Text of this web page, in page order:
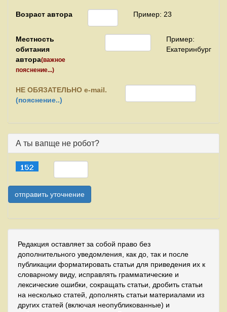
Возраст автора Пример: 23
Местность
обитания
автора(важное
пояснение...)
Пример:
Екатеринбург
НЕ ОБЯЗАТЕЛЬНО e-mail.
(пояснение..)
А ты вапще не робот?
Редакция оставляет за собой право без
дополнительного уведомления, как до, так и после
публикации форматировать статьи для приведения их к
словарному виду, исправлять грамматические и
лексические ошибки, сокращать статьи, дробить статьи
на несколько статей, дополнять статьи материалами из
других статей (включая неопубликованные) и